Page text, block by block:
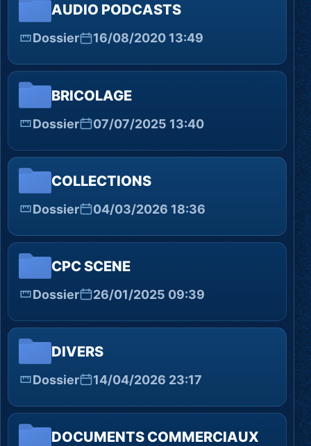
AUDIO PODCASTS
Dossier 16/08/2020 13:49
BRICOLAGE
Dossier 07/07/2025 13:40
COLLECTIONS
Dossier 04/03/2026 18:36
CPC SCENE
Dossier 26/01/2025 09:39
DIVERS
Dossier 14/04/2026 23:17
DOCUMENTS COMMERCIAUX